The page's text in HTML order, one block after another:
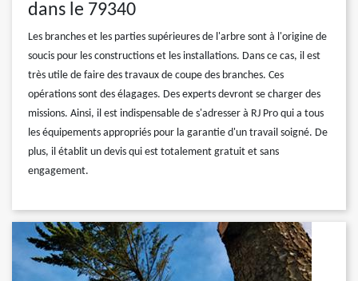
dans le 79340
Les branches et les parties supérieures de l'arbre sont à l'origine de
soucis pour les constructions et les installations. Dans ce cas, il est
très utile de faire des travaux de coupe des branches. Ces
opérations sont des élagages. Des experts devront se charger des
missions. Ainsi, il est indispensable de s'adresser à RJ Pro qui a tous
les équipements appropriés pour la garantie d'un travail soigné. De
plus, il établit un devis qui est totalement gratuit et sans
engagement.